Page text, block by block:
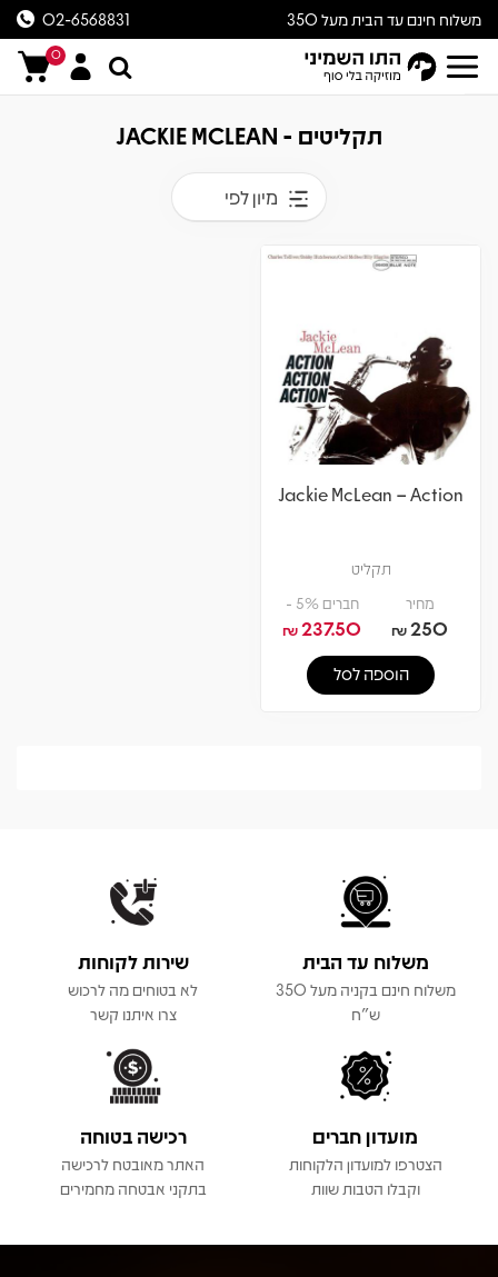
משלוח חינם עד הבית מעל 350
ש״ח
02-6568831
0
תקליטים - JACKIE MCLEAN
מיון לפי
Jackie McLean – Action
תקליט
מחיר
250
₪
חברים 5% -
237.50
₪
הוספה לסל
משלוח עד הבית
משלוח חינם בקניה מעל 350
ש"ח
שירות לקוחות
לא בטוחים מה לרכוש
צרו איתנו קשר
מועדון חברים
הצטרפו למועדון הלקוחות
וקבלו הטבות שוות
רכישה בטוחה
האתר מאובטח לרכישה
בתקני אבטחה מחמירים